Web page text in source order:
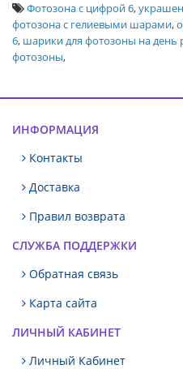
Фотозона с цифрой 6,
фотозона с гелиевыми шарами,
6, шарики для фотозоны на день
фотозоны,
ИНФОРМАЦИЯ
Контакты
Доставка
Правил возврата
СЛУЖБА ПОДДЕРЖКИ
Обратная связь
Карта сайта
ЛИЧНЫЙ КАБИНЕТ
Личный Кабинет